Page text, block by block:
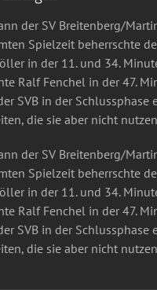
der SV Breitenberg/
Spielzeit beherrschte
in der 11. und 34.
Ralf Fenchel in der 47.
SVB in der
die sie aber nicht
der SV Breitenberg/
Spielzeit beherrschte
in der 11. und 34.
Ralf Fenchel in der 47.
SVB in der
die sie aber nicht